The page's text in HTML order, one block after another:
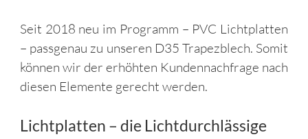
Seit 2018 neu im Programm – PVC Lichtplatten
– passgenau zu unseren D35 Trapezblech. Somit
können wir der erhöhten Kundennachfrage nach
diesen Elemente gerecht werden.
Lichtplatten – die Lichtdurchlässige